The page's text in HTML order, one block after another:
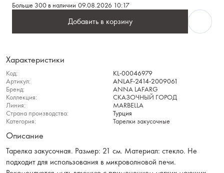
Больше 300 в наличии 09.08.2026 10:17
Добавить в корзину
Характеристики
Код:
KL-00046979
Артикул:
ANLAF-2414-2009061
Бренд:
ANNA LAFARG
Коллекция:
СКАЗОЧНЫЙ ГОРОД
Линия:
MARBELLA
Страна производства:
Турция
Категория:
Тарелки закусочные
Описание
Тарелка закусочная. Размер: 21 см. Материал: стекло. Не
подходит для использования в микроволновой печи.